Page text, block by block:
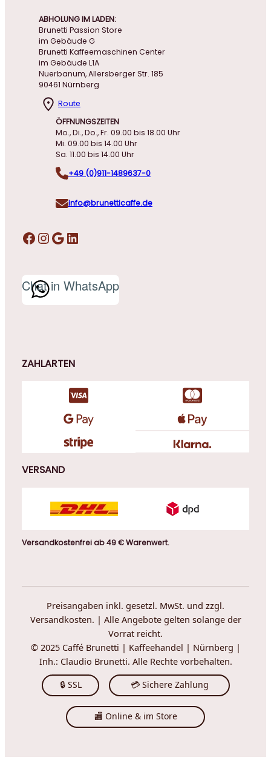
ABHOLUNG IM LADEN:
Brunetti Passion Store
im Gebäude G
Brunetti Kaffeemaschinen Center
im Gebäude L1A
Nuerbanum, Allersberger Str. 185
90461 Nürnberg
Route
ÖFFNUNGSZEITEN
Mo., Di., Do., Fr. 09.00 bis 18.00 Uhr
Mi. 09.00 bis 14.00 Uhr
Sa. 11.00 bis 14.00 Uhr
+49 (0)911-1489637-0
info@brunetticaffe.de
Facebook InstagramGoogle LinkedIn
Chat in WhatsApp
ZAHLARTEN
VERSAND
Versandkostenfrei ab 49 € Warenwert.
Preisangaben inkl. gesetzl. MwSt. und zzgl.
Versandkosten. | Alle Angebote gelten solange der
Vorrat reicht.
© 2025 Caffé Brunetti | Kaffeehandel | Nürnberg |
Inh.: Claudio Brunetti. Alle Rechte vorbehalten.
🔒 SSL 💳 Sichere Zahlung
🏬 Online & im Store